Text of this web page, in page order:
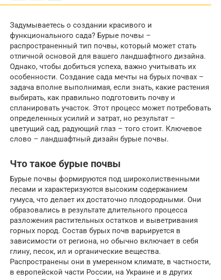
Задумываетесь о создании красивого и
функционального сада? Бурые почвы –
распространенный тип почвы, который может стать
отличной основой для вашего ландшафтного дизайна.
Однако, чтобы добиться успеха, важно учитывать их
особенности. Создание сада мечты на бурых почвах –
задача вполне выполнимая, если знать, какие растения
выбирать, как правильно подготовить почву и
спланировать участок. Этот процесс может потребовать
определенных усилий и затрат, но результат –
цветущий сад, радующий глаз – того стоит. Ключевое
слово – ландшафтный дизайн бурые почвы.
Что такое бурые почвы
Бурые почвы формируются под широколиственными
лесами и характеризуются высоким содержанием
гумуса, что делает их достаточно плодородными. Они
образовались в результате длительного процесса
разложения растительных остатков и выветривания
горных пород. Состав бурых почв варьируется в
зависимости от региона, но обычно включает в себя
глину, песок, ил и органические вещества.
Распространены они в умеренном климате, в частности,
в европейской части России, на Украине и в других